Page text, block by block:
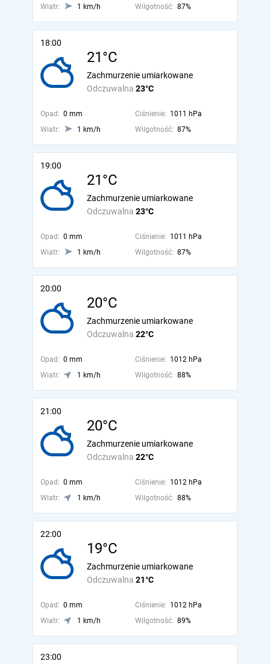
Wiatr:
1 km/h Wilgotność: 87%
18:00
21°C
Odczuwalna 23°C
Zachmurzenie umiarkowane
Opad: 0 mm Ciśnienie: 1011 hPa
Wiatr:
1 km/h Wilgotność: 87%
19:00
21°C
Odczuwalna 23°C
Zachmurzenie umiarkowane
Opad: 0 mm Ciśnienie: 1011 hPa
Wiatr:
1 km/h Wilgotność: 87%
20:00
20°C
Odczuwalna 22°C
Zachmurzenie umiarkowane
Opad: 0 mm Ciśnienie: 1012 hPa
Wiatr:
1 km/h Wilgotność: 88%
21:00
20°C
Odczuwalna 22°C
Zachmurzenie umiarkowane
Opad: 0 mm Ciśnienie: 1012 hPa
Wiatr:
1 km/h Wilgotność: 88%
22:00
19°C
Odczuwalna 21°C
Zachmurzenie umiarkowane
Opad: 0 mm Ciśnienie: 1012 hPa
Wiatr:
1 km/h Wilgotność: 89%
23:00